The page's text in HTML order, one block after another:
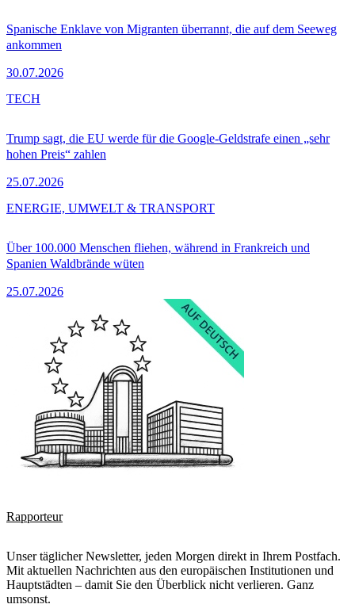
Spanische Enklave von Migranten überrannt, die auf dem Seeweg
ankommen
30.07.2026
Trump sagt, die EU werde für die Google-Geldstrafe einen „sehr
hohen Preis“ zahlen
25.07.2026
TECH
Über 100.000 Menschen fliehen, während in Frankreich und
Spanien Waldbrände wüten
25.07.2026
ENERGIE, UMWELT & TRANSPORT
Rapporteur
Unser täglicher Newsletter, jeden Morgen direkt in Ihrem Postfach.
Mit aktuellen Nachrichten aus den europäischen Institutionen und
Hauptstädten – damit Sie den Überblick nicht verlieren. Ganz
umsonst.